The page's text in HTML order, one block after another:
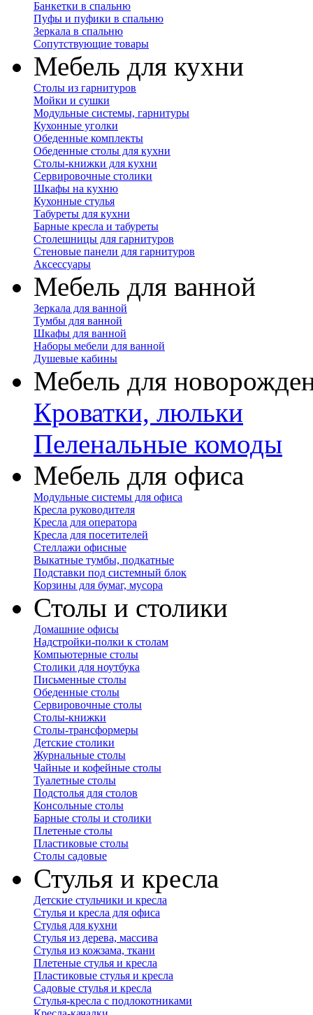
Банкетки в спальню
Пуфы и пуфики в спальню
Зеркала в спальню
Сопутствующие товары
Мебель для кухни
Столы из гарнитуров
Мойки и сушки
Модульные системы, гарнитуры
Кухонные уголки
Обеденные комплекты
Обеденные столы для кухни
Столы-книжки для кухни
Сервировочные столики
Шкафы на кухню
Кухонные стулья
Табуреты для кухни
Барные кресла и табуреты
Столешницы для гарнитуров
Стеновые панели для гарнитуров
Аксессуары
Мебель для ванной
Зеркала для ванной
Тумбы для ванной
Шкафы для ванной
Наборы мебели для ванной
Душевые кабины
Мебель для
Кроватки, люльки
Пеленальные комоды
Мебель для офиса
Модульные системы для офиса
Кресла руководителя
Кресла для оператора
Кресла для посетителей
Стеллажи офисные
Выкатные тумбы, подкатные
Подставки под системный блок
Корзины для бумаг, мусора
Столы и столики
Домашние офисы
Надстройки-полки к столам
Компьютерные столы
Столики для ноутбука
Письменные столы
Обеденные столы
Сервировочные столы
Столы-книжки
Столы-трансформеры
Детские столики
Журнальные столы
Чайные и кофейные столы
Туалетные столы
Подстолья для столов
Консольные столы
Барные столы и столики
Плетеные столы
Пластиковые столы
Столы садовые
Стулья и кресла
Детские стульчики и кресла
Стулья и кресла для офиса
Стулья для кухни
Стулья из дерева, массива
Стулья из кожзама, ткани
Плетеные стулья и кресла
Пластиковые стулья и кресла
Садовые стулья и кресла
Стулья-кресла с подлокотниками